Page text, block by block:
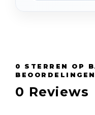
0 STERREN OP
BEOORDELINGEN
0 Reviews